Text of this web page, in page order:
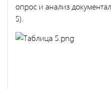
опрос и анализ
5).